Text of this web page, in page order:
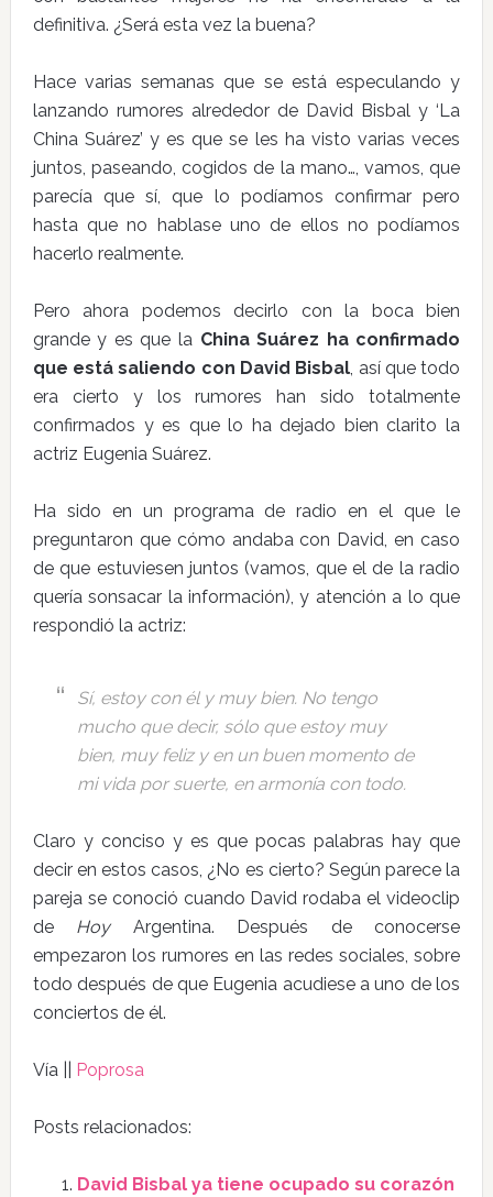
definitiva. ¿Será esta vez la buena?
Hace varias semanas que se está especulando y
lanzando rumores alrededor de David Bisbal y ‘La
China Suárez’ y es que se les ha visto varias veces
juntos, paseando, cogidos de la mano…, vamos, que
parecía que sí, que lo podíamos confirmar pero
hasta que no hablase uno de ellos no podíamos
hacerlo realmente.
Pero ahora podemos decirlo con la boca bien
grande y es que la China Suárez ha confirmado
que está saliendo con David Bisbal, así que todo
era cierto y los rumores han sido totalmente
confirmados y es que lo ha dejado bien clarito la
actriz Eugenia Suárez.
Ha sido en un programa de radio en el que le
preguntaron que cómo andaba con David, en caso
de que estuviesen juntos (vamos, que el de la radio
quería sonsacar la información), y atención a lo que
respondió la actriz:
Sí, estoy con él y muy bien. No tengo
mucho que decir, sólo que estoy muy
bien, muy feliz y en un buen momento de
mi vida por suerte, en armonía con todo.
Claro y conciso y es que pocas palabras hay que
decir en estos casos, ¿No es cierto? Según parece la
pareja se conoció cuando David rodaba el videoclip
de HoyArgentina. Después de conocerse
empezaron los rumores en las redes sociales, sobre
todo después de que Eugenia acudiese a uno de los
conciertos de él.
Vía || Poprosa
Posts relacionados:
David Bisbal ya tiene ocupado su corazón